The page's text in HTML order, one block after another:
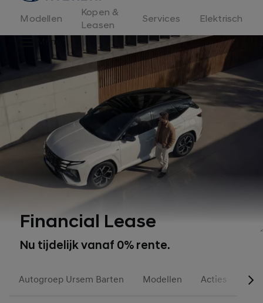
Modellen
Kopen &
Leasen
Services
Elektrisch
Menu
Financial Lease
Nu tijdelijk vanaf 0% rente.
Autogroep Ursem Barten Modellen Acties